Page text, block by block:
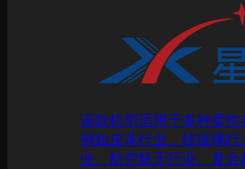
该款机型适用于多种柔性
例如皮革行业，软玻璃
业、航空航天行业、复合